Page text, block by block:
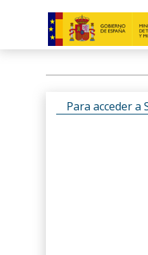
Para acceder